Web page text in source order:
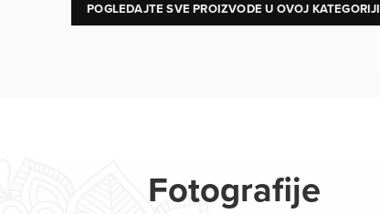
POGLEDAJTE SVE PROIZVODE U OVOJ KATEGORIJI
Fotografije